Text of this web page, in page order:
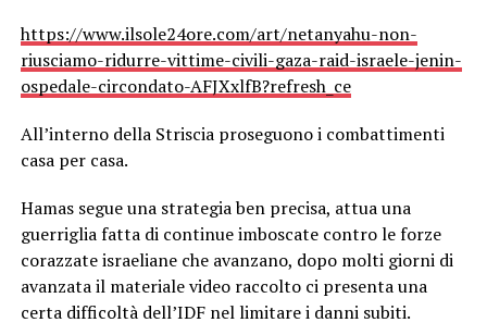
https://www.ilsole24ore.com/art/netanyahu-non-
riusciamo-ridurre-vittime-civili-gaza-raid-israele-jenin-
ospedale-circondato-AFJXxlfB?refresh_ce
All’interno della Striscia proseguono i combattimenti
casa per casa.
Hamas segue una strategia ben precisa, attua una
guerriglia fatta di continue imboscate contro le forze
corazzate israeliane che avanzano, dopo molti giorni di
avanzata il materiale video raccolto ci presenta una
certa difficoltà dell’IDF nel limitare i danni subiti.